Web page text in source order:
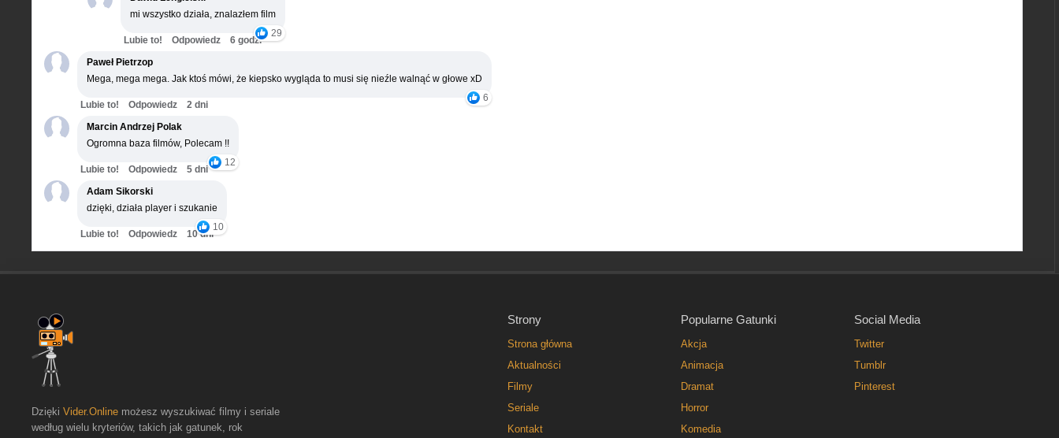
mi wszystko działa, znalazłem film
29
Lubie to! Odpowiedz
6 godz.
Paweł Pietrzop
Mega, mega mega. Jak ktoś mówi, że kiepsko wygląda to musi się nieźle walnąć w głowe xD
6
Lubie to! Odpowiedz
2 dni
Marcin Andrzej Polak
Ogromna baza filmów, Polecam !!
12
Lubie to! Odpowiedz
5 dni
Adam Sikorski
dzięki, działa player i szukanie
10
Lubie to! Odpowiedz 10 dni
Strony
Strona główna
Aktualności
Filmy
Seriale
Kontakt
Popularne Gatunki
Akcja
Animacja
Dramat
Horror
Komedia
Social Media
Twitter
Tumblr
Pinterest
Dzięki Vider.Online możesz wyszukiwać filmy i seriale
według wielu kryteriów, takich jak gatunek, rok